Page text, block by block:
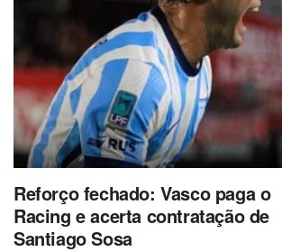
Reforço fechado: Vasco paga o
Racing e acerta contratação de
Santiago Sosa